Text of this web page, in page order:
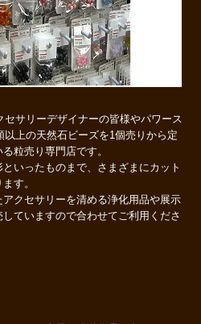
セサリーデザイナーの皆様やパワース
以上の天然石ビーズを1個売りから定
粒売り専門店です。
いったものまで、さまざまにカット
す。
クセサリーを清める浄化用品や展示
ていますので合わせてご利用くださ